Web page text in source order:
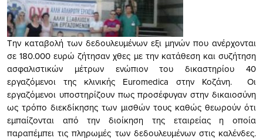
Την καταβολή των δεδουλευμένων εξι μηνών που ανέρχονται
σε 180.000 ευρώ ζήτησαν χθες με την κατάθεση και συζήτηση
ασφαλιστικών μέτρων ενώπιον του δικαστηρίου 40
εργαζόμενοι της κλινικής Euromedica στην Κοζάνη. Οι
εργαζόμενοι υποστηρίζουν πως προσέφυγαν στην δικαιοσύνη
ως τρόπο διεκδίκησης των μισθών τους καθώς θεωρούν ότι
εμπαίζονται από την διοίκηση της εταιρείας η οποία
παραπέμπει τις πληρωμές των δεδουλευμένων στις καλένδες.